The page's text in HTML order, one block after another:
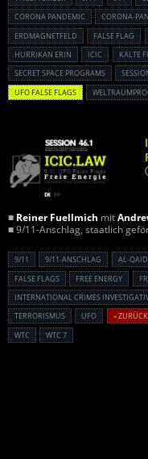
CORONA PANDEMIC
CORONA-
ERDMAGNETFELD
FALSE FLAG
HURRIKAN ERIN
ICIC KALTE
SECRET SPACE PROGRAMS
UFO FALSE FLAGS
■ Reiner Fuellmich mit
■ 9/11-Anschlag, staatlich
9/11 9/11-ANSCHLAG AL-
FALSE FLAGS
FREE ENERGY
INTERNATIONAL CRIMES
TERRORISMUS
UFO « ZURÜCK
WTC
WTC 7